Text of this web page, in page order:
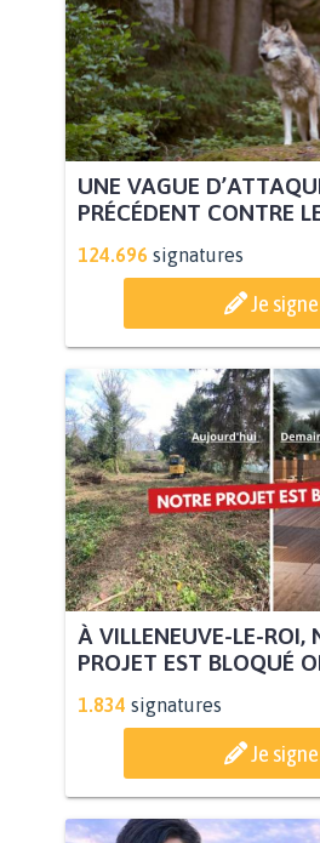
UNE VAGUE
PRÉCÉDENT CONTRE
124.696 signatures
Je signe
À VILLENEUVE-LE-ROI,
PROJET EST BLOQUÉ
1.834 signatures
Je signe